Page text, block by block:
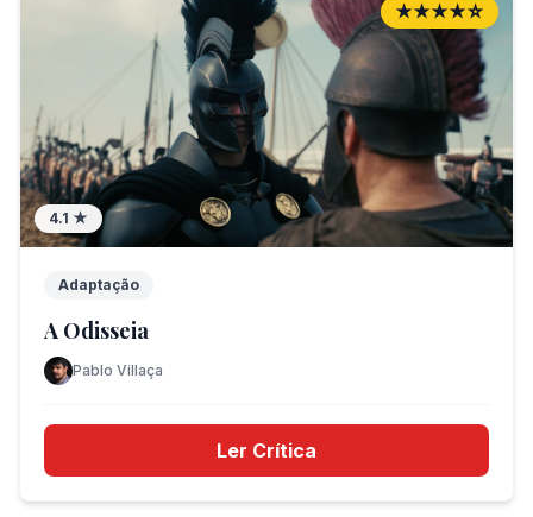
★★★★☆
4.1 ★
Adaptação
A Odisseia
Pablo Villaça
Ler Crítica